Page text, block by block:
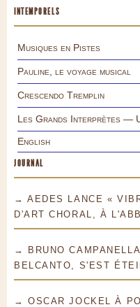
INTEMPORELS
Musiques en Pistes
Pauline, le voyage musical
Crescendo Tremplin
Les Grands Interprètes —
English
JOURNAL
→ AEDES LANCE «
D'ART CHORAL, À
→ BRUNO
BELCANTO, S'EST
→ OSCAR JOCKEL À